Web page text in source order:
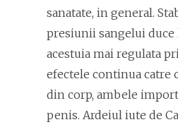
sanatate, in general.
presiunii sangelui duce
acestuia mai regulata
efectele continua catre
din corp, ambele
penis. Ardeiul iute de